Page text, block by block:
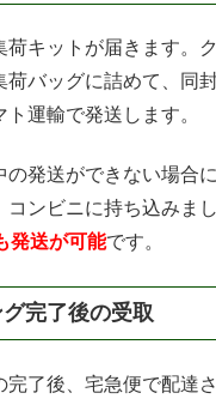
荷キットが届きます。
荷バッグに詰めて、同
運輸で発送します。
の発送ができない場合
ンビニに持ち込みま
発送が可能です。
完了後の受取
完了後、宅急便で配達